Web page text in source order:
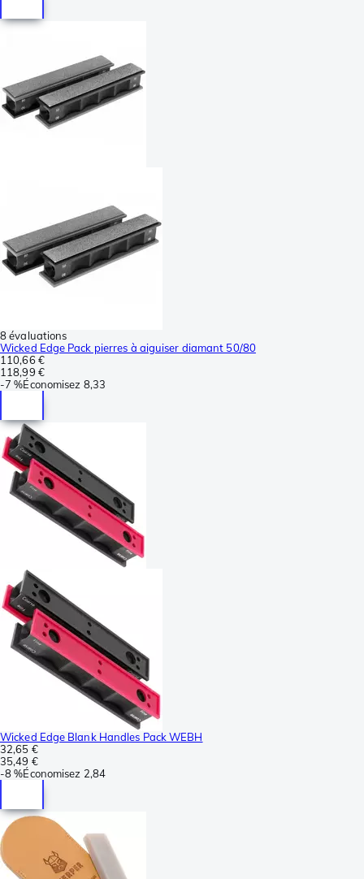
8 évaluations
Wicked Edge Pack pierres à aiguiser diamant 50/80
110,66 €
118,99 €
-7 %Économisez 8,33
Wicked Edge Blank Handles Pack WEBH
32,65 €
35,49 €
-8 %Économisez 2,84